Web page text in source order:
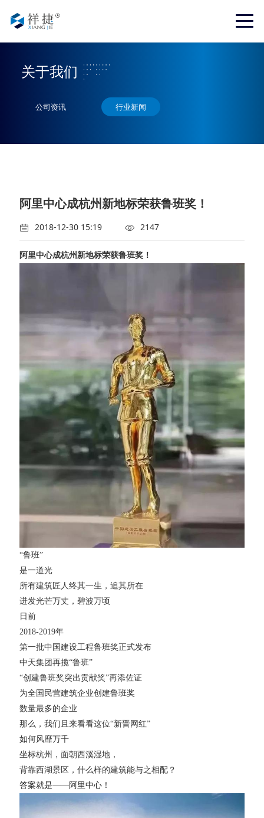
关于我们
公司资讯 行业新闻
阿里中心成杭州新地标荣获鲁班奖！
2018-12-30 15:19 2147
阿里中心成杭州新地标荣获鲁班奖！
“鲁班”
是一道光
所有建筑匠人终其一生，追其所在
迸发光芒万丈，碧波万顷
日前
2018-2019年
第一批中国建设工程鲁班奖正式发布
中天集团再揽“鲁班”
“创建鲁班奖突出贡献奖”再添佐证
为全国民营建筑企业创建鲁班奖
数量最多的企业
那么，我们且来看看这位“新晋网红”
如何风靡万千
坐标杭州，面朝西溪湿地，
背靠西湖景区，什么样的建筑能与之相配？
答案就是——阿里中心！